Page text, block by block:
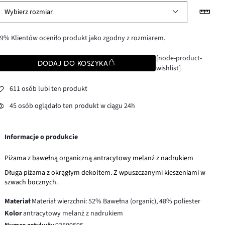
Wybierz rozmiar
Klientów oceniło produkt jako zgodny z rozmiarem.
DODAJ DO KOSZYKA
[node-product-
wishlist]
611 osób lubi ten produkt
45 osób oglądało ten produkt w ciągu 24h
Informacje o produkcie
Piżama z bawełną organiczną antracytowy melanż z nadrukiem
Długa piżama z okrągłym dekoltem. Z wpuszczanymi kieszeniami w
szwach bocznych.
MateriałMateriał wierzchni: 52% Bawełna (organic), 48% poliester
Kolorantracytowy melanż z nadrukiem